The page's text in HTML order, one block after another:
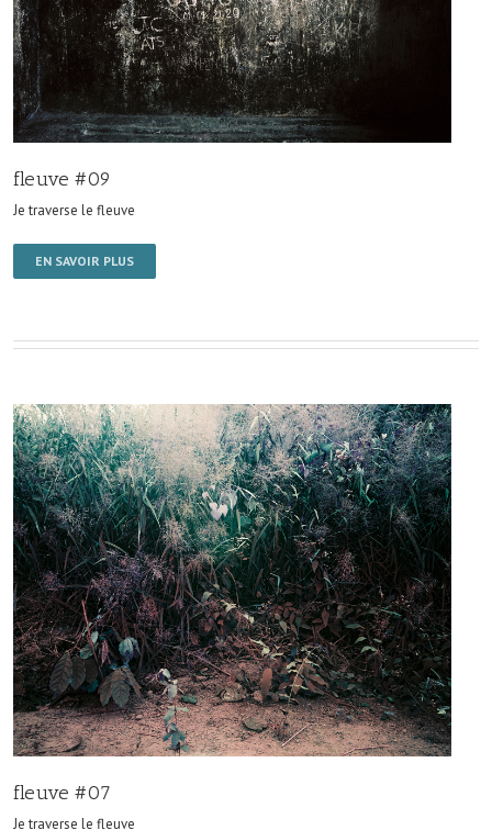
fleuve #09
Je traverse le fleuve
EN SAVOIR PLUS
fleuve #07
Je traverse le fleuve